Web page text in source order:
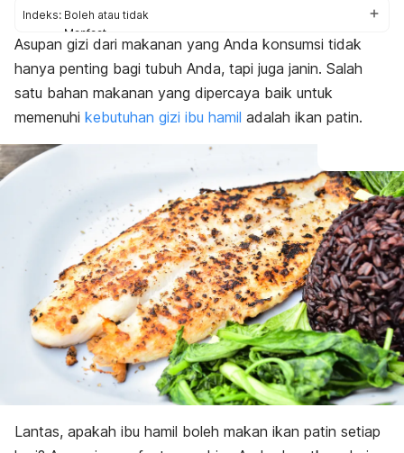
Indeks: Boleh atau tidak
Manfaat
Aturan
Asupan gizi dari makanan yang Anda konsumsi tidak
hanya penting bagi tubuh Anda, tapi juga janin. Salah
satu bahan makanan yang dipercaya baik untuk
memenuhi kebutuhan gizi ibu hamil adalah ikan patin.
Lantas, apakah ibu hamil boleh makan ikan patin setiap